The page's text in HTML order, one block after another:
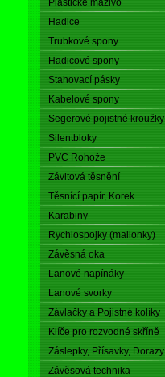
Plastické mazivo
Hadice
Trubkové spony
Hadicové spony
Stahovací pásky
Kabelové spony
Segerové pojistné kroužky
Silentbloky
PVC Rohože
Závitová těsnění
Těsnící papír, Korek
Karabiny
Rychlospojky (mailonky)
Závěsná oka
Lanové napínáky
Lanové svorky
Závlačky a Pojistné kolíky
Klíče pro rozvodné skříně
Záslepky, Přísavky, Dorazy
Závěsová technika